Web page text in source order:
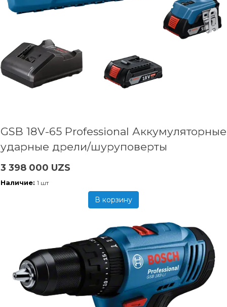
GSB 18V-65 Professional Аккумуляторные
ударные дрели/шуруповерты
3 398 000 UZS
Наличие: 1 шт
В корзину